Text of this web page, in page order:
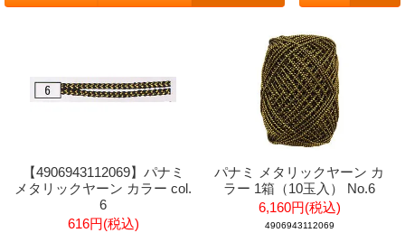
【4906943112069】パナミ
メタリックヤーン カラー col.
6
616円(税込)
パナミ メタリックヤーン カ
ラー 1箱（10玉入） No.6
6,160円(税込)
4906943112069